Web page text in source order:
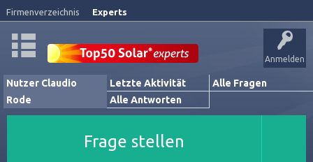
Firmenverzeichnis Experts
Anmelden
Nutzer Claudio
Rode
Letzte Aktivität
Alle Fragen
Alle Antworten
Frage stellen